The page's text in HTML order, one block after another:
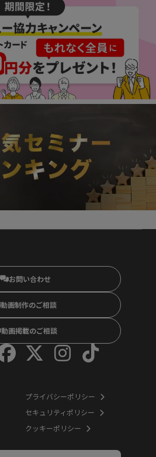
お問い合わせ
動画制作のご相談
動画掲載のご相談
プライバシーポリシー
セキュリティポリシー
クッキーポリシー